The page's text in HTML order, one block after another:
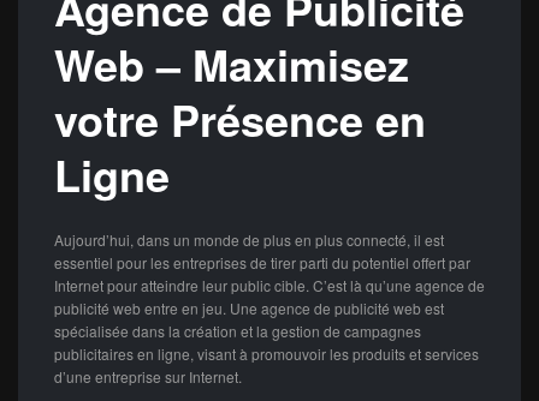
Web – Maximisez
votre Présence en
Ligne
Aujourd’hui, dans un monde de plus en plus connecté, il est
essentiel pour les entreprises de tirer parti du potentiel offert par
Internet pour atteindre leur public cible. C’est là qu’une agence de
publicité web entre en jeu. Une agence de publicité web est
spécialisée dans la création et la gestion de campagnes
publicitaires en ligne, visant à promouvoir les produits et services
d’une entreprise sur Internet.